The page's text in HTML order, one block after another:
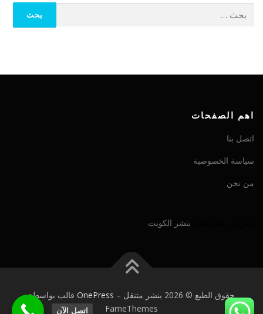
اهم الصفحات
اتصل بنا
سياسة الخصوصية
من نحن
بنشر الكويت
حقوق الطبع © 2026 بنشر متنقل –
OnePress قالب بواسطة
FameThemes
اتصل الآن